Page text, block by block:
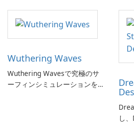
Wuthering Waves
Wuthering Wavesで究極のサ
ーフィンシミュレーションを
し